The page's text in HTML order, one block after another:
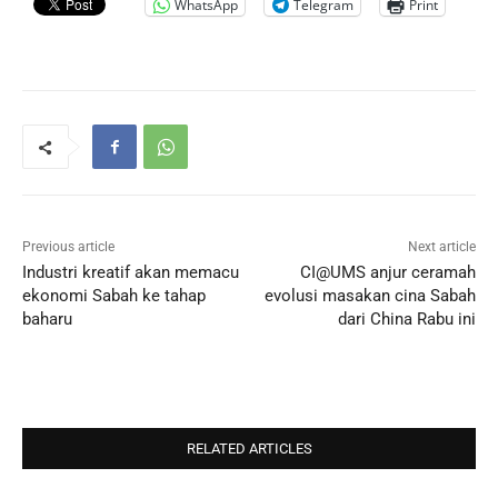
WhatsApp Telegram Print
Previous article
Industri kreatif akan memacu
ekonomi Sabah ke tahap
baharu
Next article
CI@UMS anjur ceramah
evolusi masakan cina Sabah
dari China Rabu ini
RELATED ARTICLES